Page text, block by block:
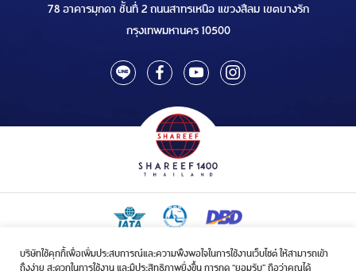
บริษัทใช้คุกกี้เพื่อเพิ่มประสบการณ์และความพึงพอใจในการใช้งานเว็บไซต์ ให้สามารถเข้า
ถึงง่าย สะดวกในการใช้งาน และมีประสิทธิภาพยิ่งขึ้น การกด “ยอมรับ” ถือว่าคุณได้
78 อาคารมุกดา ชั้นที่ 2 ถนนสาทรเหนือ แขวงสีลม เขตบางรัก
กรุงเทพมหานคร 10500
ใบอนุญาตเป็นผู้ประกอบกิจการรับจัดบริการขนส่งในกิจการฮัจย์เลขที่ 1/2568